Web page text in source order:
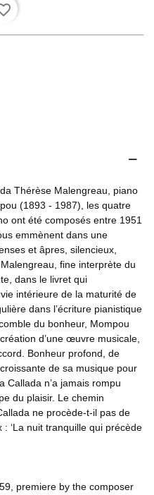
Thérèse Malengreau, piano
(1893 - 1987), les quatre
ont été composés entre 1951
emmènent dans une
et âpres, silencieux,
fine interprète du
dans le livret qui
intérieure de la maturité de
dans l’écriture pianistique
du bonheur, Mompou
d’une œuvre musicale,
Bonheur profond, de
de sa musique pour
Callada n’a jamais rompu
du plaisir. Le chemin
ne procède-t-il pas de
‘La nuit tranquille qui précède
premiere by the composer